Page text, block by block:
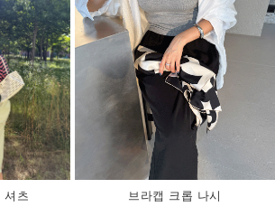
셔츠
브라캡 크롭 나시